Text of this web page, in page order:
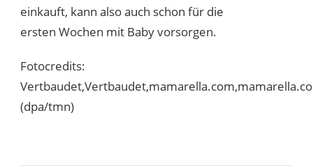
einkauft, kann also auch schon für die
ersten Wochen mit Baby vorsorgen.
Fotocredits:
(dpa/tmn)